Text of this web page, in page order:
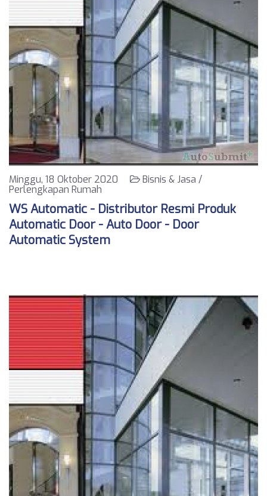
Minggu, 18 Oktober 2020
Bisnis & Jasa /
Perlengkapan Rumah
WS Automatic - Distributor Resmi Produk
Automatic Door - Auto Door - Door
Automatic System